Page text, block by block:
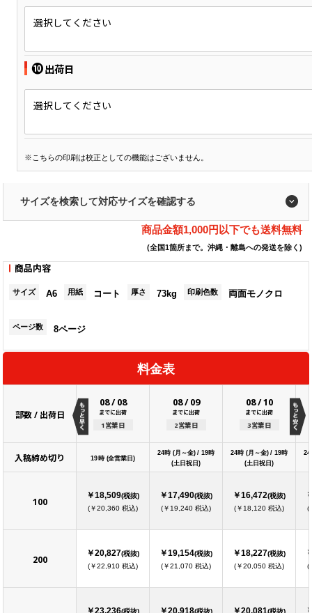
選択してください
❿出荷日
選択してください
※こちらの印刷は校正としての機能はございません。
サイズを検索して対応サイズを確認する
商品金額1,000円以下でも送料無料
(全国1箇所まで。沖縄・離島への発送を除く)
商品内容
サイズ A6 用紙 コート 厚さ 73kg 印刷色数 両面モノクロ
ページ数 8ページ
料金表
部数 / 出荷日
08/08
までに出荷
1営業日
08/09
までに出荷
2営業日
08/10
までに出荷
3営業日
入稿締め切り 19時 (全営業日)
24時 (月～金) / 19時
(土日祝日)
24時 (月～金) / 19時
(土日祝日)
24
100
￥18,509(税抜)
(￥20,360 税込)
￥17,490(税抜)
(￥19,240 税込)
￥16,472(税抜)
(￥18,120 税込)
(
200
￥20,827(税抜)
(￥22,910 税込)
￥19,154(税抜)
(￥21,070 税込)
￥18,227(税抜)
(￥20,050 税込)
(
￥23,236(税抜) ￥20,918(税抜) ￥20,081(税抜)